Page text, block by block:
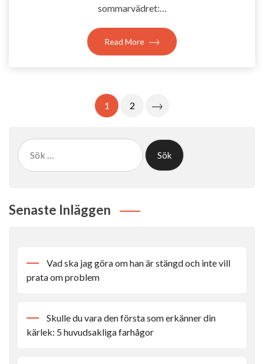
sommarvädret:…
Read More
Inläggsnavigering 1 2
Sök
efter:
Senaste Inläggen
Vad ska jag göra om han är stängd och inte vill
prata om problem
Skulle du vara den första som erkänner din
kärlek: 5 huvudsakliga farhågor